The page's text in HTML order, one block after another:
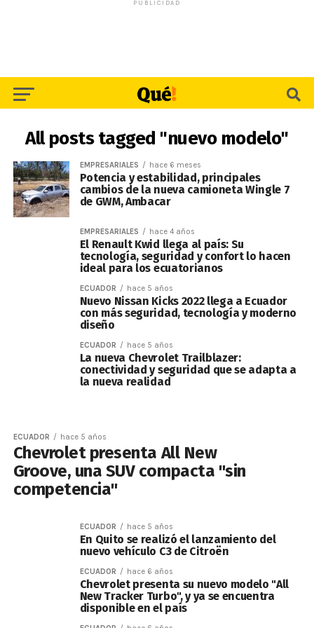
PUBLICIDAD
All posts tagged "nuevo modelo"
EMPRESARIALES hace 6 meses
Potencia y estabilidad, principales
cambios de la nueva camioneta Wingle 7
de GWM, Ambacar
EMPRESARIALES hace 4 años
El Renault Kwid llega al país: Su
tecnología, seguridad y confort lo hacen
ideal para los ecuatorianos
ECUADOR hace 5 años
Nuevo Nissan Kicks 2022 llega a Ecuador
con más seguridad, tecnología y moderno
diseño
ECUADOR hace 5 años
La nueva Chevrolet Trailblazer:
conectividad y seguridad que se adapta a
la nueva realidad
ECUADOR hace 5 años
Chevrolet presenta All New
Groove, una SUV compacta "sin
competencia"
ECUADOR hace 5 años
En Quito se realizó el lanzamiento del
nuevo vehículo C3 de Citroën
ECUADOR hace 6 años
Chevrolet presenta su nuevo modelo "All
New Tracker Turbo", y ya se encuentra
disponible en el país